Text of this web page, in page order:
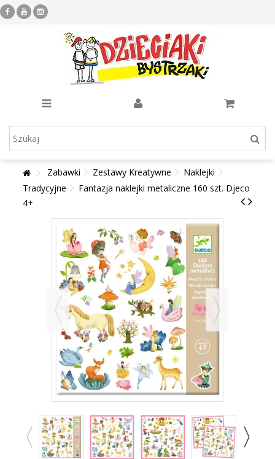
Zabawki Zestawy Kreatywne
Naklejki
Tradycyjne
Fantazja naklejki metaliczne 160 szt. Djeco
4+